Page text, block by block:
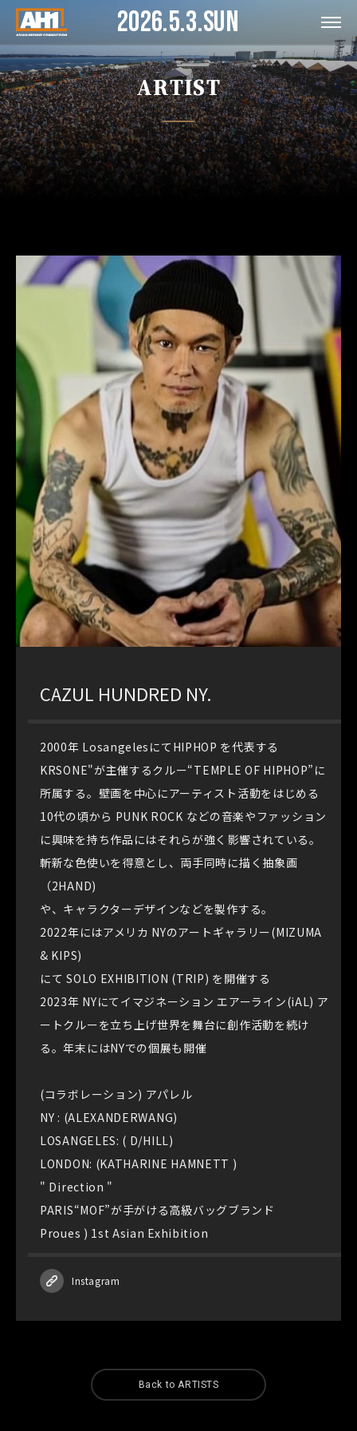
2026.5.3.SUN
ARTIST
CAZUL HUNDRED NY.
2000年 LosangelesにてHIPHOP を代表する
KRSONE"が主催するクルー“TEMPLE OF HIPHOP”に
所属する。壁画を中心にアーティスト活動をはじめる
10代の頃から PUNK ROCK などの音楽やファッション
に興味を持ち作品にはそれらが強く影響されている。
斬新な色使いを得意とし、両手同時に描く抽象画
（2HAND)
や、キャラクターデザインなどを製作する。
2022年にはアメリカ NYのアートギャラリー(MIZUMA
& KIPS)
にて SOLO EXHIBITION (TRIP) を開催する
2023年 NYにてイマジネーション エアーライン(iAL) ア
ートクルーを立ち上げ世界を舞台に創作活動を続け
る。年末にはNYでの個展も開催
(コラボレーション) アパレル
NY : (ALEXANDERWANG)
LOSANGELES: ( D/HILL)
LONDON: (KATHARINE HAMNETT )
" Direction "
PARIS“MOF”が手がける高級バッグブランド
Proues ) 1st Asian Exhibition
Instagram
Back to ARTISTS